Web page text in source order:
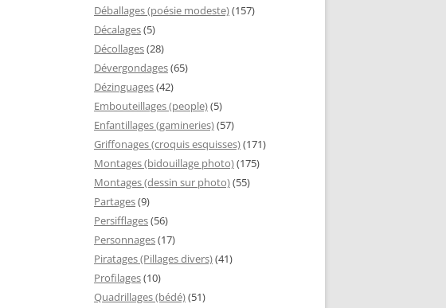
Déballages (poésie modeste)(157)
Décalages(5)
Décollages(28)
Dévergondages(65)
Dézinguages(42)
Embouteillages (people)(5)
Enfantillages (gamineries)(57)
Griffonages (croquis esquisses)(171)
Montages (bidouillage photo)(175)
Montages (dessin sur photo)(55)
Partages(9)
Persifflages(56)
Personnages(17)
Piratages (Pillages divers)(41)
Profilages(10)
Quadrillages (bédé)(51)